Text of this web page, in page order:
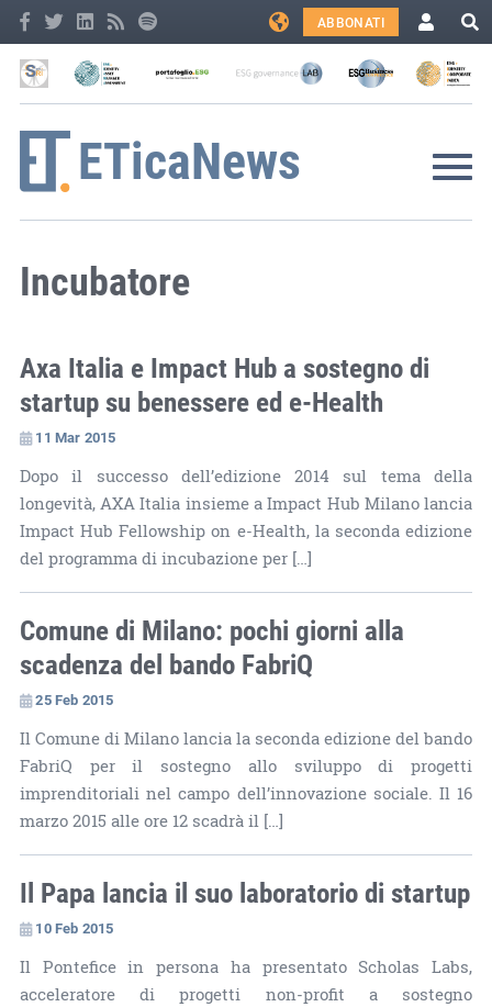
ABBONATI
Incubatore
Axa Italia e Impact Hub a sostegno di
startup su benessere ed e-Health
11 Mar 2015
Dopo il successo dell’edizione 2014 sul tema della
longevità, AXA Italia insieme a Impact Hub Milano lancia
Impact Hub Fellowship on e-Health, la seconda edizione
del programma di incubazione per […]
Comune di Milano: pochi giorni alla
scadenza del bando FabriQ
25 Feb 2015
Il Comune di Milano lancia la seconda edizione del bando
FabriQ per il sostegno allo sviluppo di progetti
imprenditoriali nel campo dell’innovazione sociale. Il 16
marzo 2015 alle ore 12 scadrà il […]
Il Papa lancia il suo laboratorio di startup
10 Feb 2015
Il Pontefice in persona ha presentato Scholas Labs,
acceleratore di progetti non-profit a sostegno